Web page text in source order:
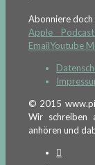
Abonniere doch
Apple
EmailYoutube
© 2015
Wir schreiben
anhören und